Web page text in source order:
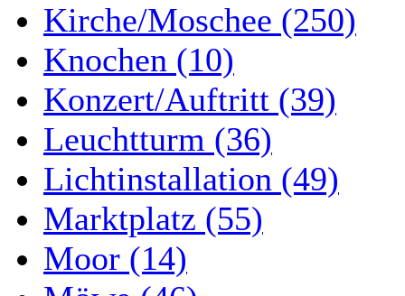
Kirche/Moschee (250)
Knochen (10)
Konzert/Auftritt (39)
Leuchtturm (36)
Lichtinstallation (49)
Marktplatz (55)
Moor (14)